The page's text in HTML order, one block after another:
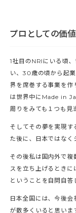
プロとしての価
1社目のNRIにいる頃
い、30歳の頃から起
界を席巻する事業を作
は世界中にMade in
周りをみても１つも見
そしてその夢を実現
た後に、日本ではなく
その後私は国内外で
スを立ち上げるときに
ということを自問自答
日本全国には、今後
が数多くいると思いま